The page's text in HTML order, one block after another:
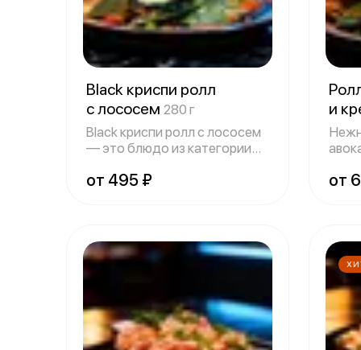
Black криспи ролл
с лососем 280 г
Black криспи ролл с лососем
— это блюдо из категории
от 495 ₽
и
от